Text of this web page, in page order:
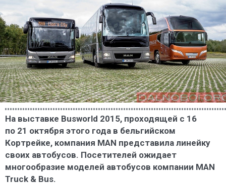
На выставке Busworld 2015, проходящей с 16
по 21 октября этого года в бельгийском
Кортрейке, компания MAN представила линейку
своих автобусов. Посетителей ожидает
многообразие моделей автобусов компании MAN
Truck & Bus.